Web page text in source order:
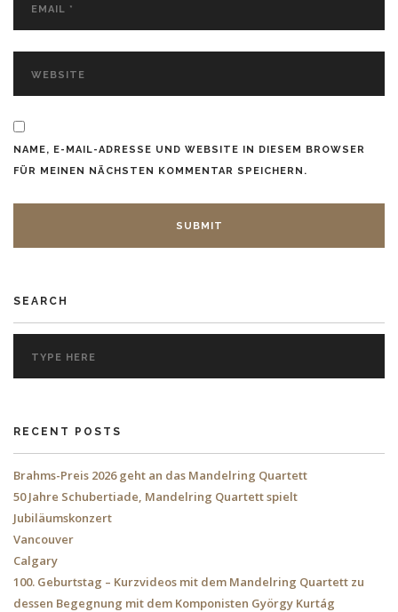
NAME, E-MAIL-ADRESSE UND WEBSITE IN DIESEM BROWSER
FÜR MEINEN NÄCHSTEN KOMMENTAR SPEICHERN.
SEARCH
RECENT POSTS
Brahms-Preis 2026 geht an das Mandelring Quartett
50 Jahre Schubertiade, Mandelring Quartett spielt
Jubiläumskonzert
Vancouver
Calgary
100. Geburtstag – Kurzvideos mit dem Mandelring Quartett zu
dessen Begegnung mit dem Komponisten György Kurtág